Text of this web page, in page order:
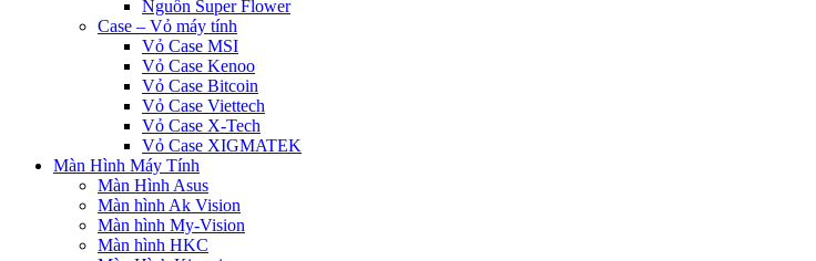
Nguồn Super Flower
Case – Vỏ máy tính
Vỏ Case MSI
Vỏ Case Kenoo
Vỏ Case Bitcoin
Vỏ Case Viettech
Vỏ Case X-Tech
Vỏ Case XIGMATEK
Màn Hình Máy Tính
Màn Hình Asus
Màn hình Ak Vision
Màn hình My-Vision
Màn hình HKC